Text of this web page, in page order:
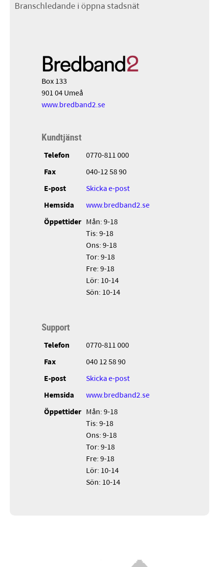
Branschledande i öppna stadsnät
Box 133
901 04 Umeå
www.bredband2.se
Kundtjänst
Telefon 0770-811 000
Fax 040-12 58 90
E-post Skicka e-post
Hemsida www.bredband2.se
Öppettider
Mån: 9-18
Tis: 9-18
Ons: 9-18
Tor: 9-18
Fre: 9-18
Lör: 10-14
Sön: 10-14
Support
Telefon 0770-811 000
Fax 040 12 58 90
E-post Skicka e-post
Hemsida www.bredband2.se
Öppettider
Mån: 9-18
Tis: 9-18
Ons: 9-18
Tor: 9-18
Fre: 9-18
Lör: 10-14
Sön: 10-14